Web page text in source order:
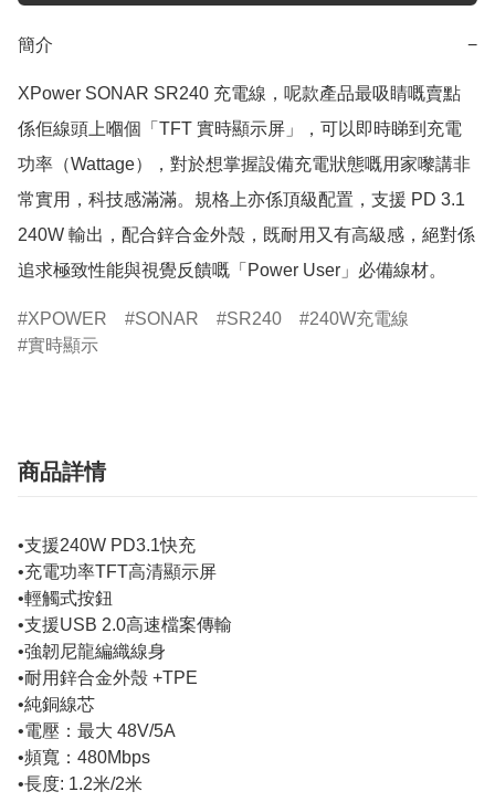
簡介 −
XPower SONAR SR240 充電線，呢款產品最吸睛嘅賣點
係佢線頭上嗰個「TFT 實時顯示屏」，可以即時睇到充電
功率（Wattage），對於想掌握設備充電狀態嘅用家嚟講非
常實用，科技感滿滿。規格上亦係頂級配置，支援 PD 3.1
240W 輸出，配合鋅合金外殼，既耐用又有高級感，絕對係
追求極致性能與視覺反饋嘅「Power User」必備線材。
XPOWER SONAR SR240
240W充電線
實時顯示
商品詳情
•支援240W PD3.1快充
•充電功率TFT高清顯示屏
•輕觸式按鈕
•支援USB 2.0高速檔案傳輸
•強韌尼龍編織線身
•耐用鋅合金外殼 +TPE
•純銅線芯
•電壓：最大 48V/5A
•頻寬：480Mbps
•長度: 1.2米/2米